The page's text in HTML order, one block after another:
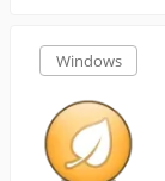
Windows